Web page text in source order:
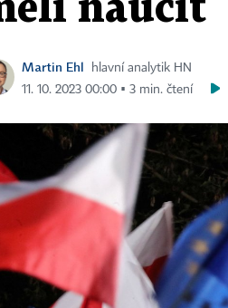
naučit
Martin Ehl
hlavní analytik HN
11. 10. 2023 00:00 ▪ 3 min. čtení